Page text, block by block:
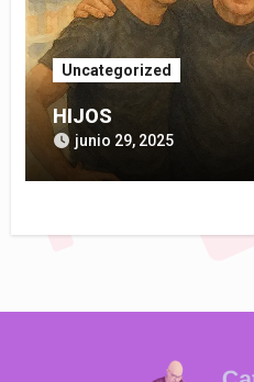
Uncategorized
HIJOS
junio 29, 2025